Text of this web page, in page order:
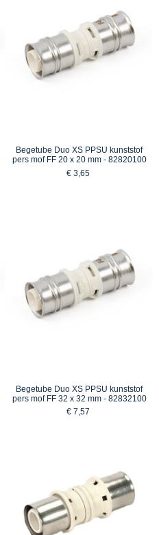
Begetube Duo XS PPSU kunststof
pers mof FF 20 x 20 mm - 82820100
€ 3,65
Begetube Duo XS PPSU kunststof
pers mof FF 32 x 32 mm - 82832100
€ 7,57